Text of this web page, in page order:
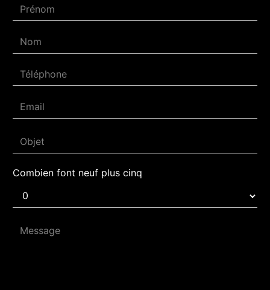
Combien font neuf plus cinq